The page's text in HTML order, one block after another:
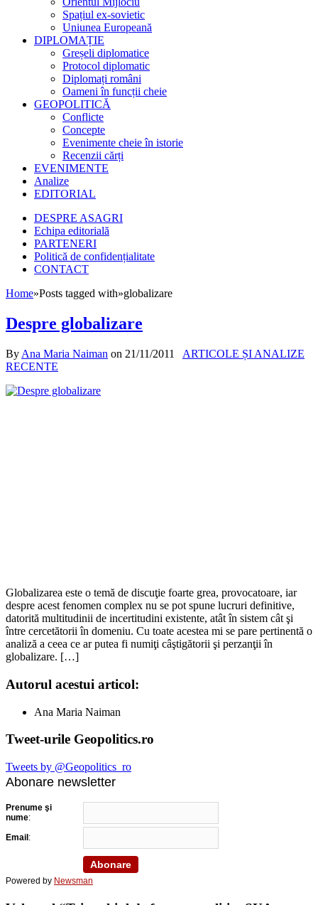
Spațiul ex-sovietic
Uniunea Europeană
DIPLOMAȚIE
Greșeli diplomatice
Protocol diplomatic
Diplomați români
Oameni în funcții cheie
GEOPOLITICĂ
Conflicte
Concepte
Evenimente cheie în istorie
Recenzii cărți
EVENIMENTE
Analize
EDITORIAL
DESPRE ASAGRI
Echipa editorială
PARTENERI
Politică de confidențialitate
CONTACT
Home»Posts tagged with»globalizare
Despre globalizare
By Ana Maria Naiman on 21/11/2011
ARTICOLE ȘI ANALIZE
RECENTE
Globalizarea este o temă de discuţie foarte grea, provocatoare, iar
despre acest fenomen complex nu se pot spune lucruri definitive,
datorită multitudinii de incertitudini existente, atât în sistem cât şi
între cercetătorii în domeniu. Cu toate acestea mi se pare pertinentă o
analiză a ceea ce ar putea fi numiţi câştigătorii şi perzanţii în
globalizare. […]
Autorul acestui articol:
Ana Maria Naiman
Tweet-urile Geopolitics.ro
Tweets by @Geopolitics_ro
Abonare newsletter
Prenume şi
nume:
Email :
Powered by Newsman